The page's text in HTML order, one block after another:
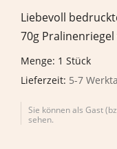
Liebevoll
70g Pralinenriegel
Menge: 1 Stück
Lieferzeit: 5-7
Sie können als Gast
sehen.